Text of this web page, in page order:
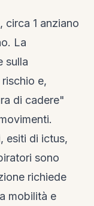
circa 1 anziano
La
sulla
e,
di cadere"
esiti di ictus,
sono
richiede
mobilità e